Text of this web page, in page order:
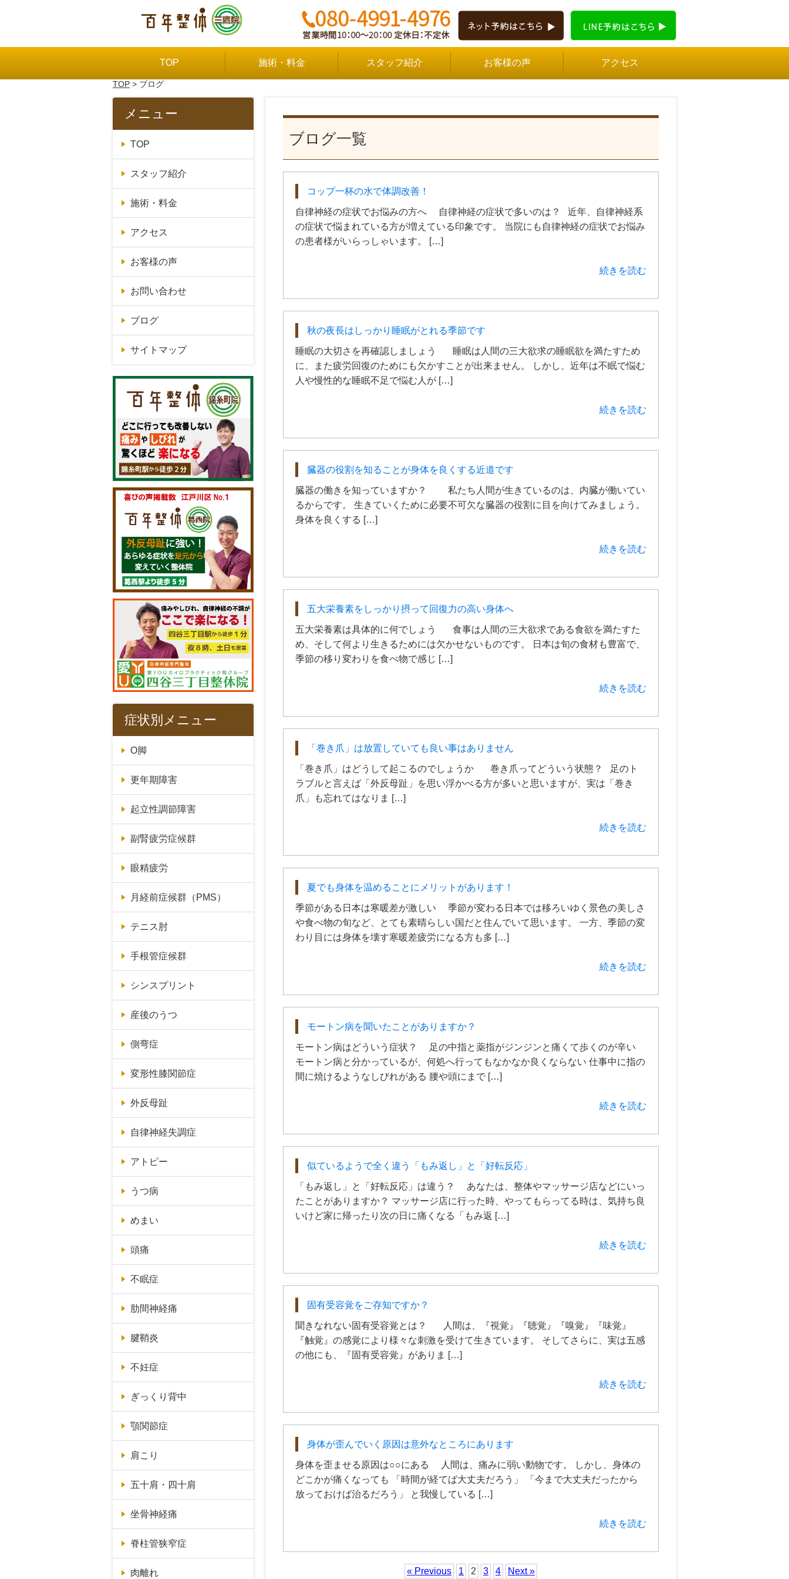
TOP 施術・料金 スタッフ紹介 お客様の声 アクセス
TOP > ブログ
ブログ一覧
コップ一杯の水で体調改善！
自律神経の症状でお悩みの方へ 自律神経の症状で多いのは？ 近年、自律神経系
の症状で悩まれている方が増えている印象です。 当院にも自律神経の症状でお悩み
の患者様がいらっしゃいます。 […]
続きを読む
秋の夜長はしっかり睡眠がとれる季節です
睡眠の大切さを再確認しましょう 睡眠は人間の三大欲求の睡眠欲を満たすため
に、また疲労回復のためにも欠かすことが出来ません。 しかし、近年は不眠で悩む
人や慢性的な睡眠不足で悩む人が […]
続きを読む
臓器の役割を知ることが身体を良くする近道です
臓器の働きを知っていますか？ 私たち人間が生きているのは、内臓が働いてい
るからです。 生きていくために必要不可欠な臓器の役割に目を向けてみましょう。
身体を良くする […]
続きを読む
五大栄養素をしっかり摂って回復力の高い身体へ
五大栄養素は具体的に何でしょう 食事は人間の三大欲求である食欲を満たすた
め、そして何より生きるためには欠かせないものです。 日本は旬の食材も豊富で、
季節の移り変わりを食べ物で感じ […]
続きを読む
「巻き爪」は放置していても良い事はありません
「巻き爪」はどうして起こるのでしょうか 巻き爪ってどういう状態？ 足のト
ラブルと言えば「外反母趾」を思い浮かべる方が多いと思いますが、実は「巻き
爪」も忘れてはなりま […]
続きを読む
夏でも身体を温めることにメリットがあります！
季節がある日本は寒暖差が激しい 季節が変わる日本では移ろいゆく景色の美しさ
や食べ物の旬など、とても素晴らしい国だと住んでいて思います。 一方、季節の変
わり目には身体を壊す寒暖差疲労になる方も多 […]
続きを読む
モートン病を聞いたことがありますか？
モートン病はどういう症状？ 足の中指と薬指がジンジンと痛くて歩くのが辛い
モートン病と分かっているが、何処へ行ってもなかなか良くならない 仕事中に指の
間に焼けるようなしびれがある 腰や頭にまで […]
続きを読む
似ているようで全く違う「もみ返し」と「好転反応」
「もみ返し」と「好転反応」は違う？ あなたは、整体やマッサージ店などにいっ
たことがありますか？ マッサージ店に行った時、やってもらってる時は、気持ち良
いけど家に帰ったり次の日に痛くなる「もみ返 […]
続きを読む
固有受容覚をご存知ですか？
聞きなれない固有受容覚とは？ 人間は、『視覚』『聴覚』『嗅覚』『味覚』
『触覚』の感覚により様々な刺激を受けて生きています。 そしてさらに、実は五感
の他にも、『固有受容覚』がありま […]
続きを読む
身体が歪んでいく原因は意外なところにあります
身体を歪ませる原因は○○にある 人間は、痛みに弱い動物です。 しかし、身体の
どこかが痛くなっても 「時間が経てば大丈夫だろう」 「今まで大丈夫だったから
放っておけば治るだろう」 と我慢している […]
続きを読む
« Previous 1 2 3 4 Next »
メニュー
TOP
スタッフ紹介
施術・料金
アクセス
お客様の声
お問い合わせ
ブログ
サイトマップ
症状別メニュー
O脚
更年期障害
起立性調節障害
副腎疲労症候群
眼精疲労
月経前症候群（PMS）
テニス肘
手根管症候群
シンスプリント
産後のうつ
側弯症
変形性膝関節症
外反母趾
自律神経失調症
アトピー
うつ病
めまい
頭痛
不眠症
肋間神経痛
腱鞘炎
不妊症
ぎっくり背中
顎関節症
肩こり
五十肩・四十肩
坐骨神経痛
脊柱管狭窄症
肉離れ